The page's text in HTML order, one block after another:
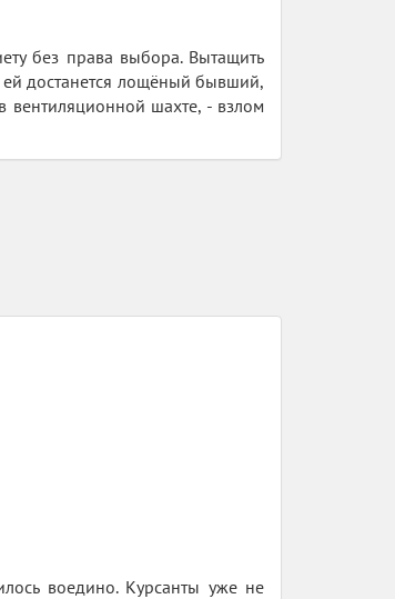
без права выбора. Вытащить
достанется лощёный бывший,
шахте, - взлом
воедино. Курсанты уже не